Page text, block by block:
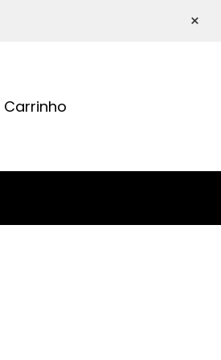
×
Carrinho